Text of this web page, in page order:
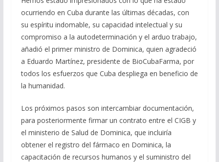
ocurriendo en Cuba durante las últimas décadas, con
su espíritu indomable, su capacidad intelectual y su
compromiso a la autodeterminación y el arduo trabajo,
añadió el primer ministro de Dominica, quien agradeció
a Eduardo Martínez, presidente de BioCubaFarma, por
todos los esfuerzos que Cuba despliega en beneficio de
la humanidad.
Los próximos pasos son intercambiar documentación,
para posteriormente firmar un contrato entre el CIGB y
el ministerio de Salud de Dominica, que incluiría
obtener el registro del fármaco en Dominica, la
capacitación de recursos humanos y el suministro del